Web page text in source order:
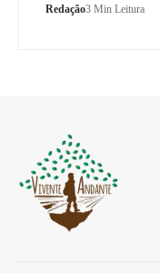
Redação3 Min Leitura